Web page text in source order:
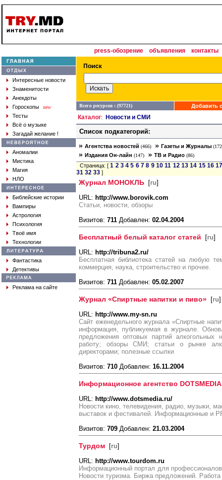
press-обозрение объявления контакты
Интересные новости
Знаменитости
Анекдоты
Гороскопы
new
Тесты
Всё о музыке
Загадай желание !
Аномалии
Мистика
Магия
НЛО
Библейские истории
Вампиры
Астрология
Психология
Твоё имя
Технологии
Фантастика
Детективы
Реклама на сайте
Всего ресурсов : (97721) Добавить
Каталог: Новости и СМИ
Список подкатегорий:
» Агентства новостей (466) » Газеты и Журналы
» Издания Он-лайн (147) » ТВ и Радио (86)
Страница: [1 2 3 4 5 6 7 8 9 10 11 12 13 14 15 16
31 32 33 ]
Журнал МОНОКЛЬ [ru]
URL: http://www.borovik.com
Статьи, новости, обзоры
Визитов: 711 Добавлен: 02.04.2004
Бесплатный белый каталог статей [ru]
URL: http://tribuna2.ru/
Бесплатная библиотека статей на любую
коммерция, наука, строительство и прочее.
Визитов: 711 Добавлен: 05.02.2007
Журнал «Спиртные напитки и пиво» [ru]
URL: http://www.my-sn.ru
Сайт еженедельного журнала «Спиртные
информация, публикуемая в журнале.
предложения оптовых партий алкогольных
работу; обзоры СМИ; статьи о рынке
директорами; полезные ссылки
Визитов: 710 Добавлен: 16.11.2004
Информационное агентство
URL: http://www.dotsmedia.ru/
Новости кино, телевидения, радио, музыки,
выставок и фестивалей. Информационные и
Визитов: 709 Добавлен: 21.03.2004
Турдом [ru]
URL: http://www.tourdom.ru
Информационный портал для
Новости туризма. Биржа предложений. Работа